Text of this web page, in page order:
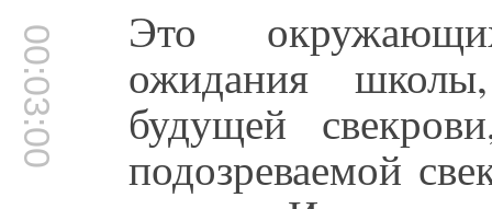
00:03:00 Это
ожидания
будущей
подозреваемой